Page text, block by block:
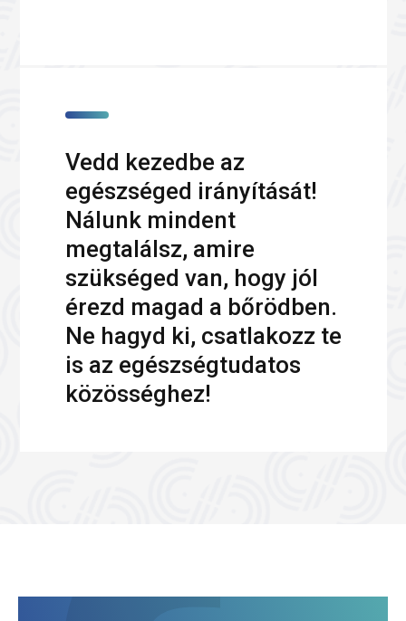
Vedd kezedbe az
egészséged irányítását!
Nálunk mindent
megtalálsz, amire
szükséged van, hogy jól
érezd magad a bőrödben.
Ne hagyd ki, csatlakozz te
is az egészségtudatos
közösséghez!